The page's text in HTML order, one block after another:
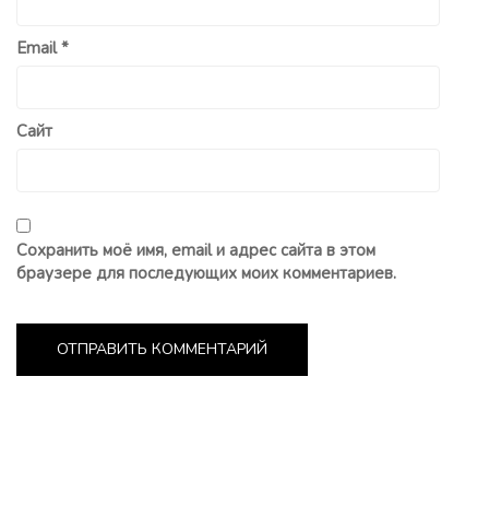
Email*
Сайт
Сохранить моё имя, email и адрес сайта в этом
браузере для последующих моих комментариев.